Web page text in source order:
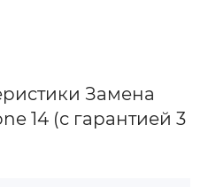
Замена
14 (с гарантией 3